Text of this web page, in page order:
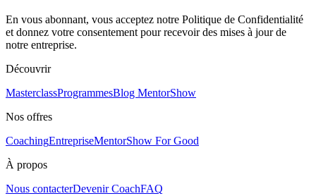
En vous abonnant, vous acceptez notre Politique de Confidentialité
et donnez votre consentement pour recevoir des mises à jour de
notre entreprise.
Découvrir
MasterclassProgrammesBlog MentorShow
Nos offres
CoachingEntrepriseMentorShow For Good
À propos
Nous contacterDevenir CoachFAQ